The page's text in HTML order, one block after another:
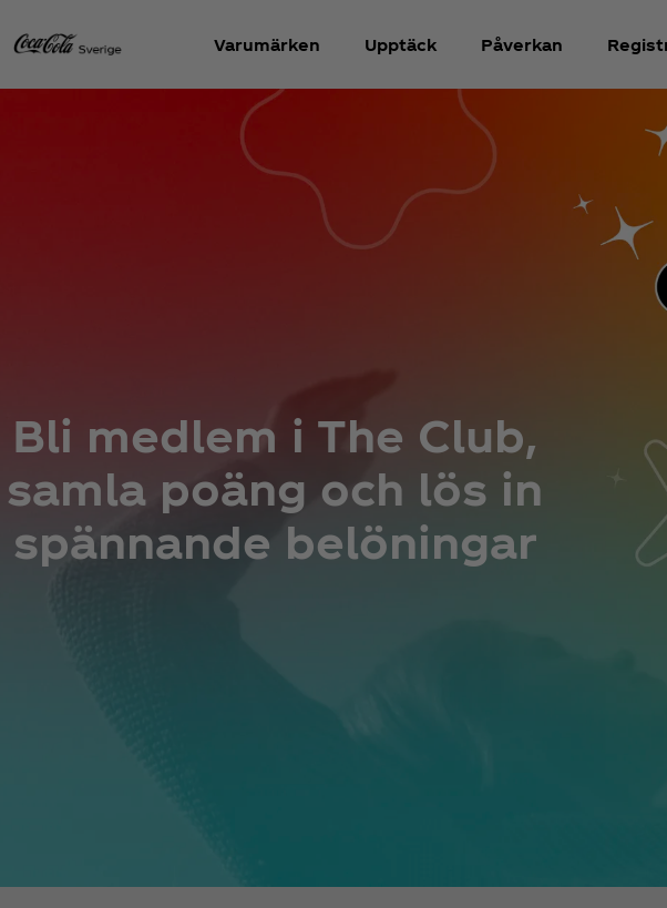
Varumärken Upptäck Påverkan
Bli medlem i The Club,
samla poäng och lös in
spännande belöningar